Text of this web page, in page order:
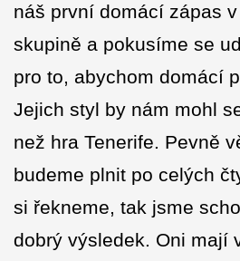
náš první domácí zápas
skupině a pokusíme se
pro to, abychom domácí
Jejich styl by nám mohl
než hra Tenerife. Pevně
budeme plnit po celých
si řekneme, tak jsme
dobrý výsledek. Oni mají